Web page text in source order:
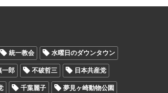
統一教会 水曜日のダウンタウン
一郎 不破哲三 日本共産党
千葉麗子 夢見ヶ崎動物公園